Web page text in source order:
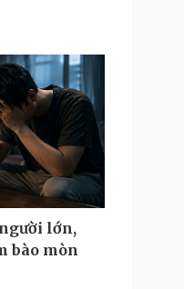
nghệ
số
đêm khuya
lớn,
bào mòn